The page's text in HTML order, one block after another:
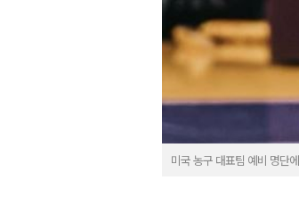
미국 농구 대표팀 예비 명단